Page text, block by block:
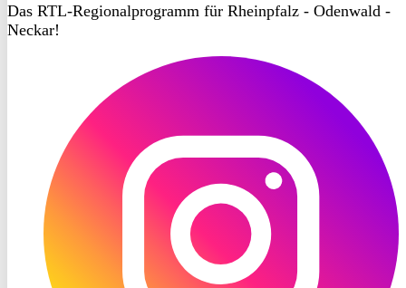
Das RTL-Regionalprogramm für Rheinpfalz - Odenwald -
Neckar!
Instagram